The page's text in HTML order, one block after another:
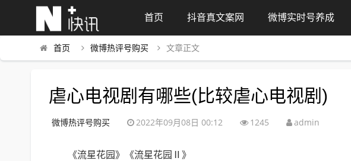
首页 抖音真文案网 微博实时号养成
首页 微博热评号购买 文章正文
虐心电视剧有哪些(比较虐心电视剧)
微博热评号购买 2022年09月08日 00:12 1245 admin
《流星花园》《流星花园Ⅱ》